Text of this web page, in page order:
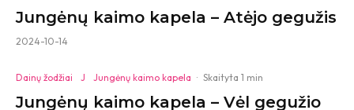
Jungėnų kaimo kapela – Atėjo gegužis
2024-10-14
Dainų žodžiai J Jungėnų kaimo kapela · Skaityta 1 min
Jungėnų kaimo kapela – Vėl gegužio